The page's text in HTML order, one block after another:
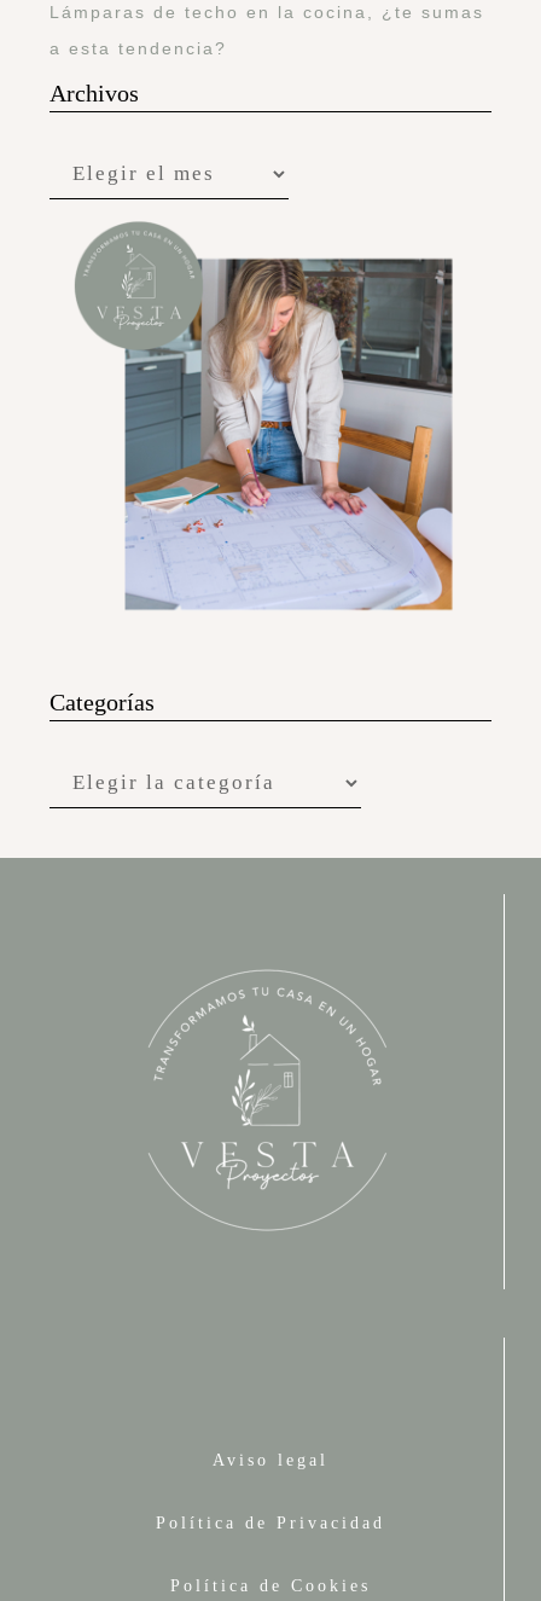
Lámparas de techo en la cocina, ¿te sumas
a esta tendencia?
Archivos
Categorías
Aviso legal
Política de Privacidad
Política de Cookies